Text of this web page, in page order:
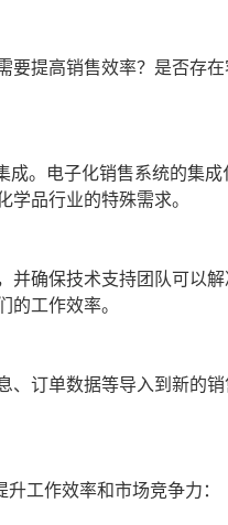
要提高销售效率？是否存
成。电子化销售系统的集成
品行业的特殊需求。
并确保技术支持团队可以解
工作效率。
、订单数据等导入到新的
工作效率和市场竞争力：